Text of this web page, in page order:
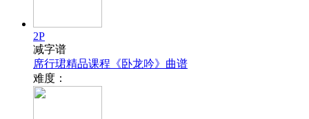
2P
减字谱
席行珺精品课程《卧龙吟》曲谱
难度：